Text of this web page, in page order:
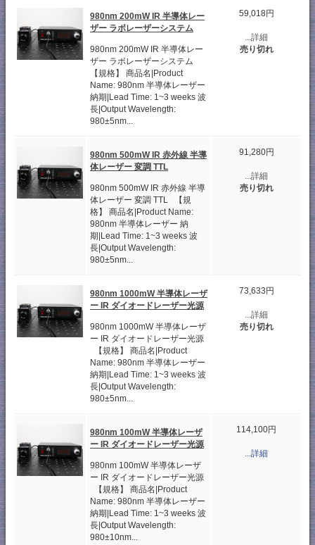
980nm 200mW IR 半導体レー
ザー ラボレーザーシステム
980nm 200mW IR 半導体レー
ザー ラボレーザーシステム
【規格】 商品名|Product
Name: 980nm 半導体レーザー
納期|Lead Time: 1~3 weeks 波
長|Output Wavelength:
980±5nm...
59,018円
...詳細
売り切れ
980nm 500mW IR 赤外線 半導
体レーザー 変調 TTL
980nm 500mW IR 赤外線 半導
体レーザー 変調 TTL 【規
格】 商品名|Product Name:
980nm 半導体レーザー 納
期|Lead Time: 1~3 weeks 波
長|Output Wavelength:
980±5nm...
91,280円
...詳細
売り切れ
980nm 1000mW 半導体レーザ
ー IR ダイオードレーザー光源
980nm 1000mW 半導体レーザ
ー IR ダイオードレーザー光源
【規格】 商品名|Product
Name: 980nm 半導体レーザー
納期|Lead Time: 1~3 weeks 波
長|Output Wavelength:
980±5nm...
73,633円
...詳細
売り切れ
980nm 100mW 半導体レーザ
ー IR ダイオードレーザー光源
980nm 100mW 半導体レーザ
ー IR ダイオードレーザー光源
【規格】 商品名|Product
Name: 980nm 半導体レーザー
納期|Lead Time: 1~3 weeks 波
長|Output Wavelength:
980±10nm...
114,100円
...詳細